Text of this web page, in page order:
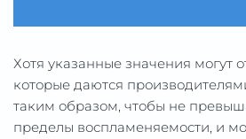
Хотя указанные значения могут
которые даются
таким образом, чтобы не
пределы воспламеняемости, и